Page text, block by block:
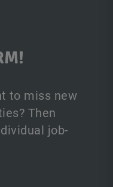
to miss new
Then
job-